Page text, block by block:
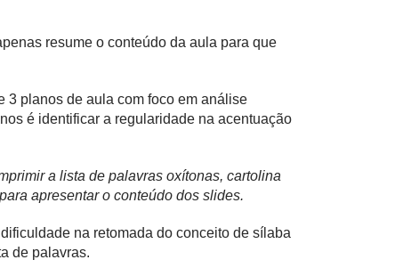
resume o conteúdo da aula para que
3 planos de aula com foco em análise
é identificar a regularidade na acentuação
a lista de palavras oxítonas, cartolina
apresentar o conteúdo dos slides.
na retomada do conceito de sílaba
de palavras.